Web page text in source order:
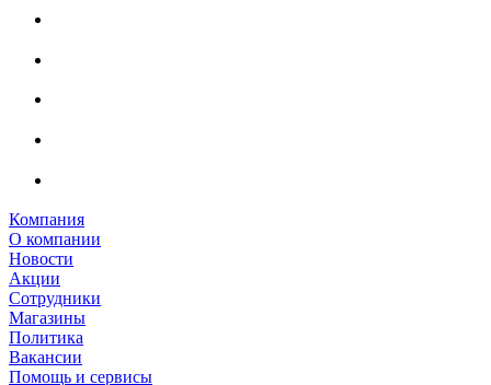
Компания
О компании
Новости
Акции
Сотрудники
Магазины
Политика
Вакансии
Помощь и сервисы